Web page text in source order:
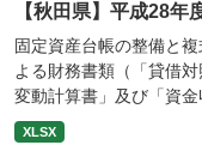
【秋田県】平成28年
固定資産台帳の整備と
よる財務書類（「貸借
変動計算書」及び「資金
XLSX